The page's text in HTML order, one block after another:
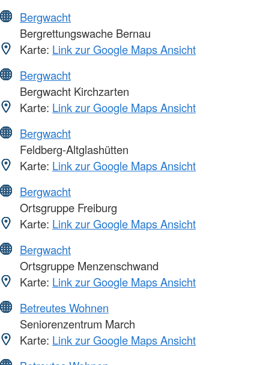
Bergwacht
Bergrettungswache Bernau
Karte: Link zur Google Maps Ansicht
Bergwacht
Bergwacht Kirchzarten
Karte: Link zur Google Maps Ansicht
Bergwacht
Feldberg-Altglashütten
Karte: Link zur Google Maps Ansicht
Bergwacht
Ortsgruppe Freiburg
Karte: Link zur Google Maps Ansicht
Bergwacht
Ortsgruppe Menzenschwand
Karte: Link zur Google Maps Ansicht
Betreutes Wohnen
Seniorenzentrum March
Karte: Link zur Google Maps Ansicht